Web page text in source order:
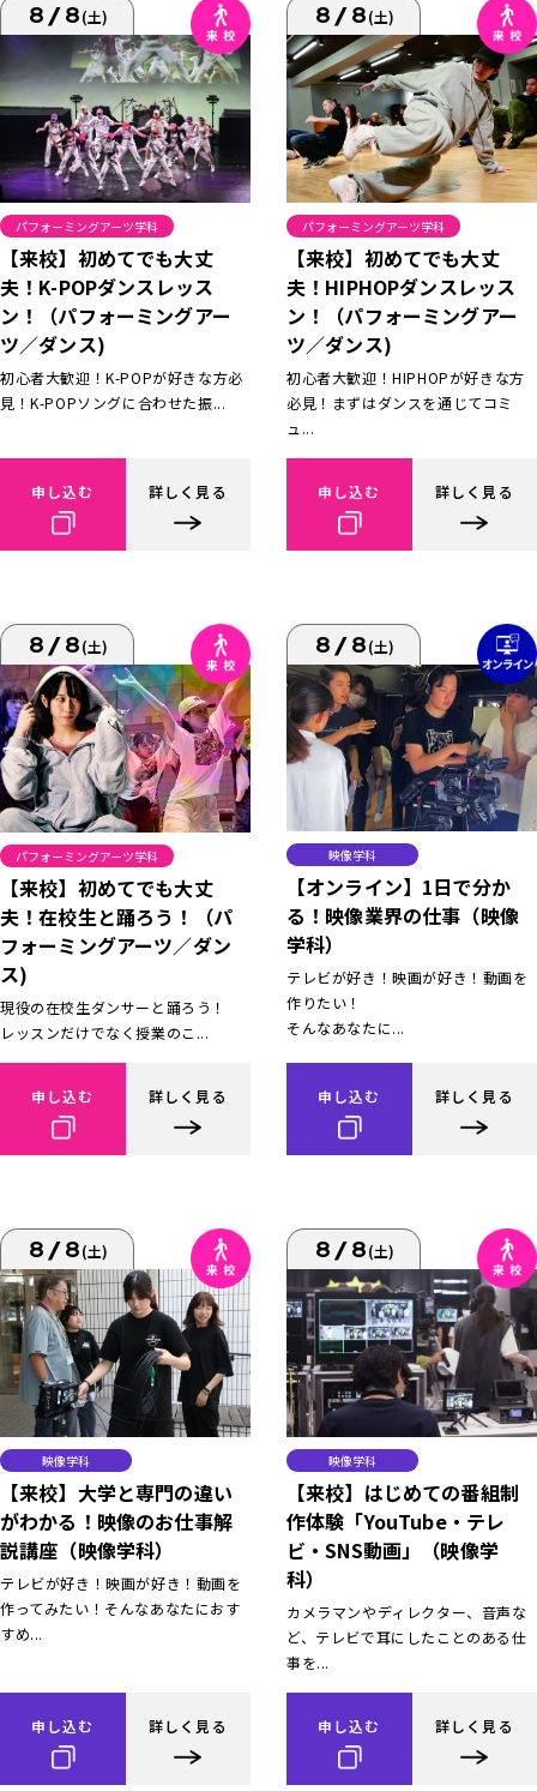
8/8(土)
パフォーミングアーツ学科
【来校】初めてでも大丈
夫！K-POPダンスレッス
ン！（パフォーミングアー
ツ／ダンス)
初心者大歓迎！K-POPが好きな方必
見！K-POPソングに合わせた振...
申し込む 詳しく見る
8/8(土)
パフォーミングアーツ学科
【来校】初めてでも大丈
夫！HIPHOPダンスレッス
ン！（パフォーミングアー
ツ／ダンス)
初心者大歓迎！HIPHOPが好きな方
必見！まずはダンスを通じてコミ
ュ...
申し込む 詳しく見る
8/8(土)
パフォーミングアーツ学科
【来校】初めてでも大丈
夫！在校生と踊ろう！（パ
フォーミングアーツ／ダン
ス)
現役の在校生ダンサーと踊ろう！
レッスンだけでなく授業のこ...
申し込む 詳しく見る
8/8(土)
映像学科
【オンライン】1日で分か
る！映像業界の仕事（映像
学科）
テレビが好き！映画が好き！動画を
作りたい！
そんなあなたに...
申し込む 詳しく見る
8/8(土)
映像学科
【来校】大学と専門の違い
がわかる！映像のお仕事解
説講座（映像学科）
テレビが好き！映画が好き！動画を
作ってみたい！そんなあなたにおす
すめ...
申し込む 詳しく見る
8/8(土)
映像学科
【来校】はじめての番組制
作体験「YouTube・テレ
ビ・SNS動画」（映像学
科）
カメラマンやディレクター、音声な
ど、テレビで耳にしたことのある仕
事を...
申し込む 詳しく見る